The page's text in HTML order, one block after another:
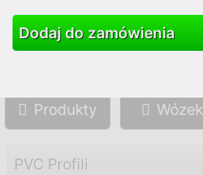
Szukaj
Produkty Wózek
PVC Profili
Dodaj do zamówienia